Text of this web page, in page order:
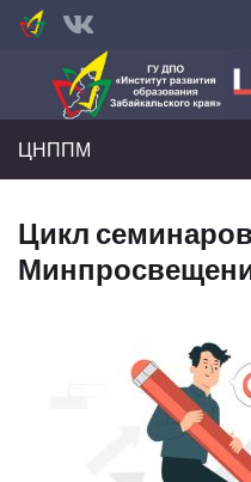
Search for:
ЦНППМ
Цикл